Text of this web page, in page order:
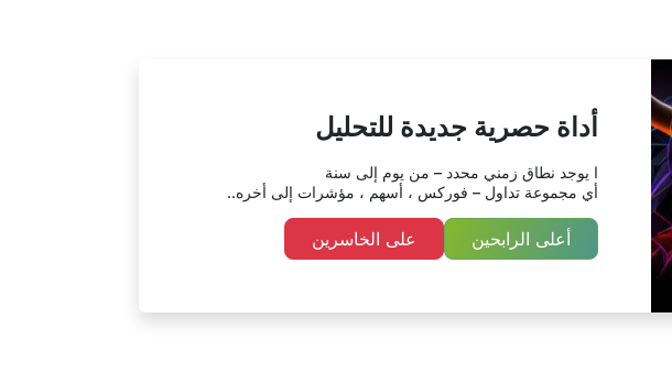
أداة حصرية جديدة للتحليل
ا يوجد نطاق زمني محدد – من يوم إلى سنة
أي مجموعة تداول – فوركس ، أسهم ، مؤشرات إلى أخره..
أعلى الرابحين على الخاسرين